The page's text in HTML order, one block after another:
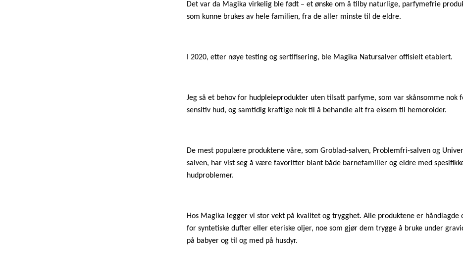
Det var da Magika virkelig ble født – et ønske om å tilby naturlige, parfymefrie
som kunne brukes av hele familien, fra de aller minste til de eldre.
I 2020, etter nøye testing og sertifisering, ble Magika Natursalver offisielt etablert.
Jeg så et behov for hudpleieprodukter uten tilsatt parfyme, som var skånsomme nok
sensitiv hud, og samtidig kraftige nok til å behandle alt fra eksem til hemoroider.
De mest populære produktene våre, som Groblad-salven, Problemfri-salven og
salven, har vist seg å være favoritter blant både barnefamilier og eldre med
hudproblemer.
Hos Magika legger vi stor vekt på kvalitet og trygghet. Alle produktene er håndlagde
for syntetiske dufter eller eteriske oljer, noe som gjør dem trygge å bruke under
på babyer og til og med på husdyr.